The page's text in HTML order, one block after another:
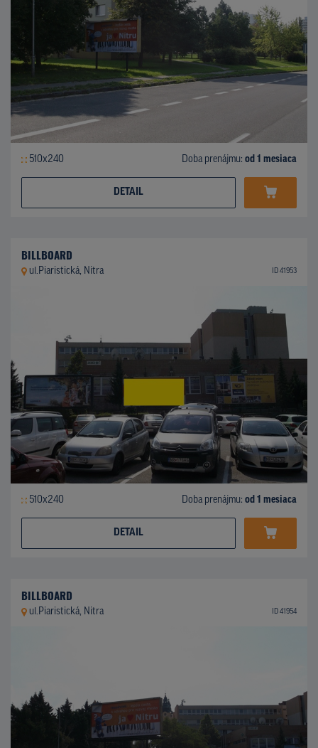
510x240 Doba prenájmu: od 1 mesiaca
DETAIL
BILLBOARD
ul.Piaristická, Nitra ID 41953
510x240 Doba prenájmu: od 1 mesiaca
DETAIL
BILLBOARD
ul.Piaristická, Nitra ID 41954